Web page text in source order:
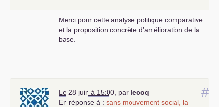
Merci pour cette analyse politique comparative
et la proposition concrète d’amélioration de la
base.
#
Le 28 juin à 15:00 par lecoq
En réponse à : sans mouvement social, la